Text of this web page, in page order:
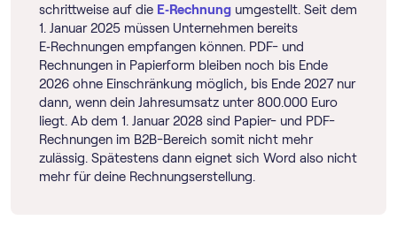
schrittweise auf die E‑Rechnung umgestellt. Seit dem
1. Januar 2025 müssen Unternehmen bereits
E‑Rechnungen empfangen können. PDF- und
Rechnungen in Papierform bleiben noch bis Ende
2026 ohne Einschränkung möglich, bis Ende 2027 nur
dann, wenn dein Jahresumsatz unter 800.000 Euro
liegt. Ab dem 1. Januar 2028 sind Papier- und PDF-
Rechnungen im B2B-Bereich somit nicht mehr
zulässig. Spätestens dann eignet sich Word also nicht
mehr für deine Rechnungserstellung.